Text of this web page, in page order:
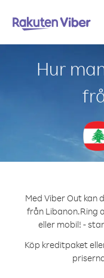
Hur
Med Viber Out kan
från Libanon.Ring
eller mobil! -
Köp kreditpaket